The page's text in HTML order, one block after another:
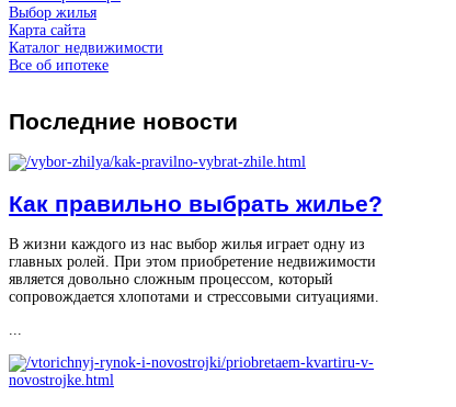
Выбор жилья
Карта сайта
Каталог недвижимости
Все об ипотеке
Последние новости
Как правильно выбрать жилье?
В жизни каждого из нас выбор жилья играет одну из
главных ролей. При этом приобретение недвижимости
является довольно сложным процессом, который
сопровождается хлопотами и стрессовыми ситуациями.
...